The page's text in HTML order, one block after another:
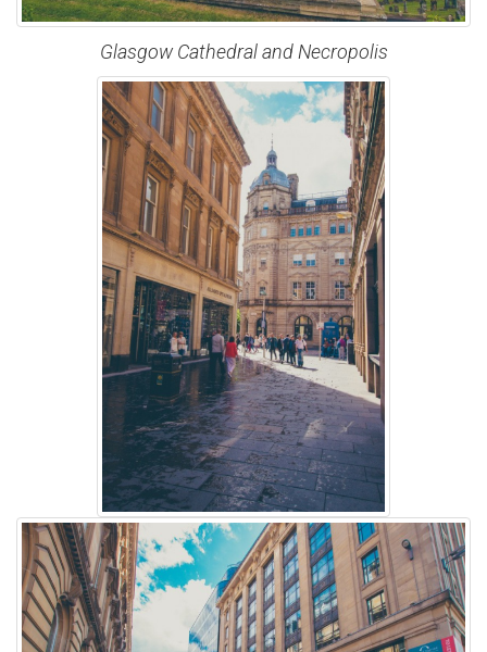
Glasgow Cathedral and Necropolis